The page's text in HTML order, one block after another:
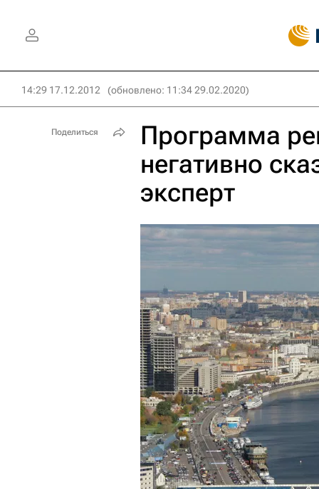
14:29 17.12.2012 (обновлено: 11:34 29.02.2020)
Программа
негативно
эксперт
Поделиться